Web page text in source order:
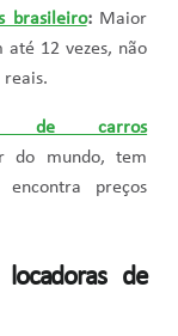
brasileiro:Maior
12 vezes, não
de carros
do mundo, tem
preços
de